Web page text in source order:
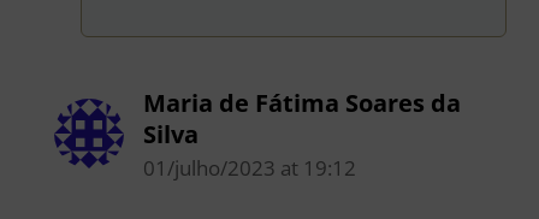
Maria de Fátima Soares da
Silva
01/julho/2023 at 19:12